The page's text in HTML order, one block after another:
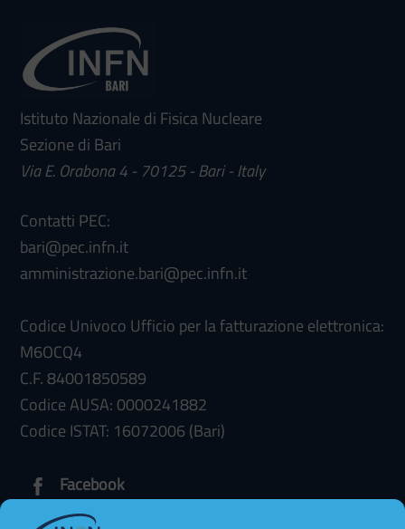
Istituto Nazionale di Fisica Nucleare
Sezione di Bari
Via E. Orabona 4 - 70125 - Bari - Italy
Contatti PEC:
bari@pec.infn.it
amministrazione.bari@pec.infn.it
Codice Univoco Ufficio per la fatturazione elettronica:
M6OCQ4
C.F. 84001850589
Codice AUSA: 0000241882
Codice ISTAT: 16072006 (Bari)
Facebook